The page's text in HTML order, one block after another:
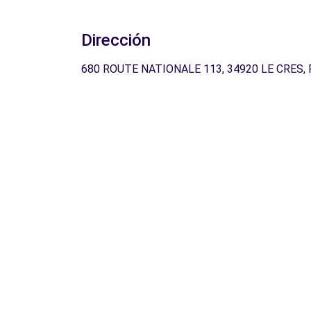
Dirección
680 ROUTE NATIONALE 113, 34920 LE CRES,